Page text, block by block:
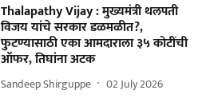
Thalapathy Vijay : मुख्यमंत्री थलपती
विजय यांचे सरकार डळमळीत?,
फुटण्यासाठी एका आमदाराला ३५ कोटींची
ऑफर, तिघांना अटक
Sandeep Shirguppe 02 July 2026